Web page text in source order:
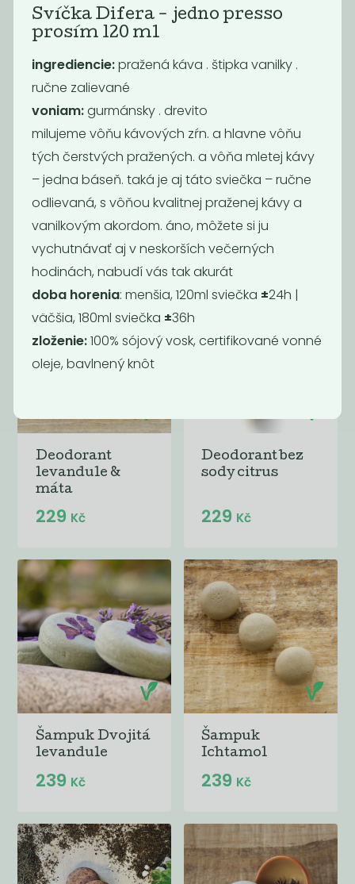
Deodorant
eukalyptus
229 Kč
Deodorant tea
229
Deodorant
levandule &
máta
229 Kč
Deodorant bez
sody citrus
229 Kč
Šampuk Dvojitá
levandule
239 Kč
Šampuk
Ichtamol
239 Kč
Svíčka Difera - jedno presso
prosím 120 ml
ingrediencie:pražená káva . štipka vanilky .
ručne zalievané
voniam:gurmánsky . drevito
milujeme vôňu kávových zŕn. a hlavne vôňu
tých čerstvých pražených. a vôňa mletej kávy
– jedna báseň. taká je aj táto sviečka – ručne
odlievaná, s vôňou kvalitnej praženej kávy a
vanilkovým akordom. áno, môžete si ju
vychutnávať aj v neskorších večerných
hodinách, nabudí vás tak akurát
doba horenia: menšia, 120ml sviečka ±24h |
väčšia, 180ml sviečka ±36h
zloženie:100% sójový vosk, certifikované vonné
oleje, bavlnený knôt